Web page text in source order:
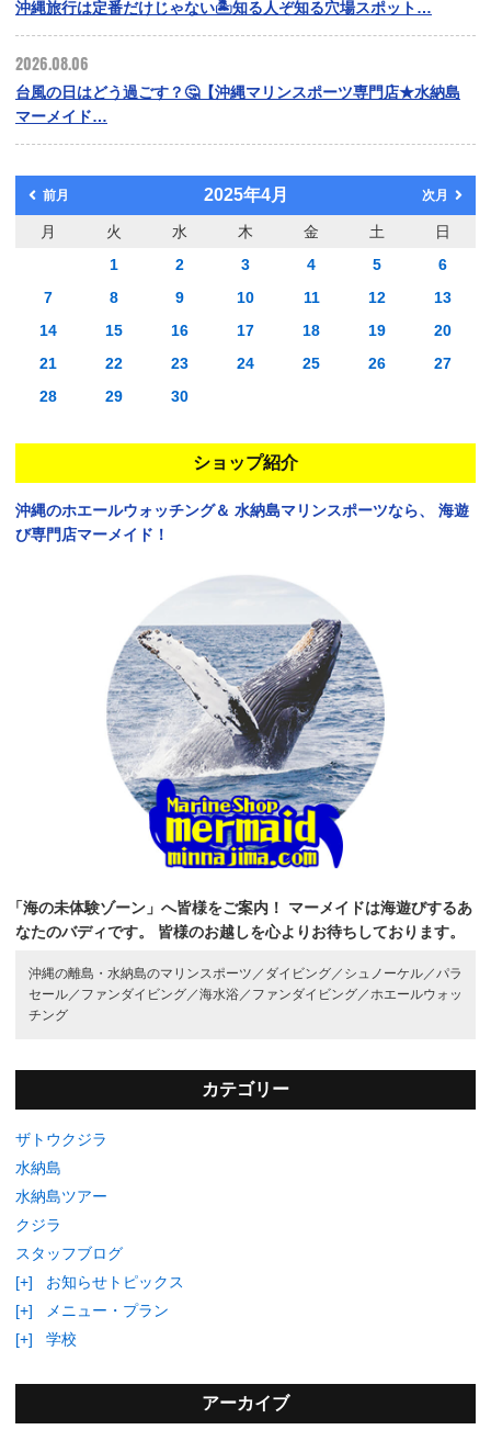
沖縄旅行は定番だけじゃない🏝️知る人ぞ知る穴場スポット…
2026.08.06
台風の日はどう過ごす？🤔【沖縄マリンスポーツ専門店★水納島
マーメイド…
前月 2025年4月 次月
月 火 水 木 金 土
日
1
2 3 4 5
6
7
8 9 10 11 12
13
14
15 16 17 18 19
20
21
22 23 24 25 26
27
28
29 30
ショップ紹介
沖縄のホエールウォッチング＆ 水納島マリンスポーツなら、
海遊
び専門店マーメイド！
「海の未体験ゾーン」へ皆様をご案内！
マーメイドは海遊びするあ
なたのバディです。
皆様のお越しを心よりお待ちしております。
沖縄の離島・水納島のマリンスポーツ／ ダイビング／ シュノーケル／パラ
セール／ ファンダイビング／海水浴／ ファンダイビング／ホエールウォッ
チング
カテゴリー
ザトウクジラ
水納島
水納島ツアー
クジラ
スタッフブログ
[+]
お知らせトピックス
[+]
メニュー・プラン
[+]
学校
アーカイブ